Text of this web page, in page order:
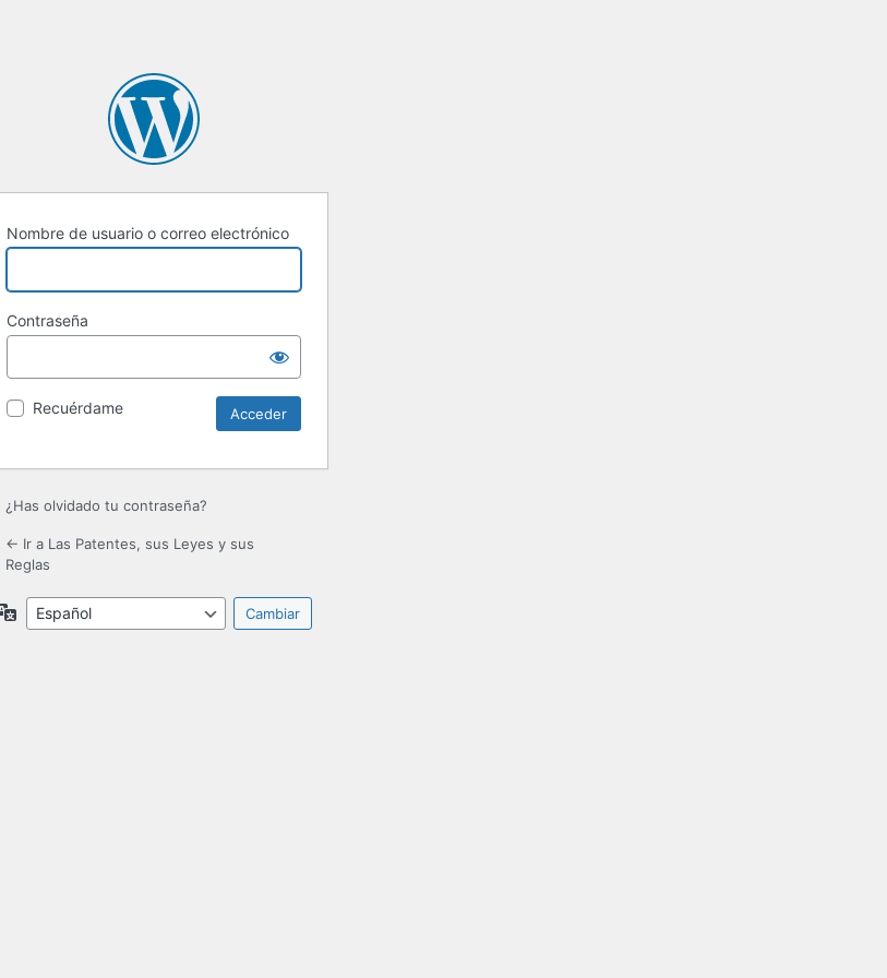
Nombre de usuario o correo electrónico
Contraseña
Recuérdame
¿Has olvidado tu contraseña?
← Ir a Las Patentes, sus Leyes y sus
Reglas
Idioma